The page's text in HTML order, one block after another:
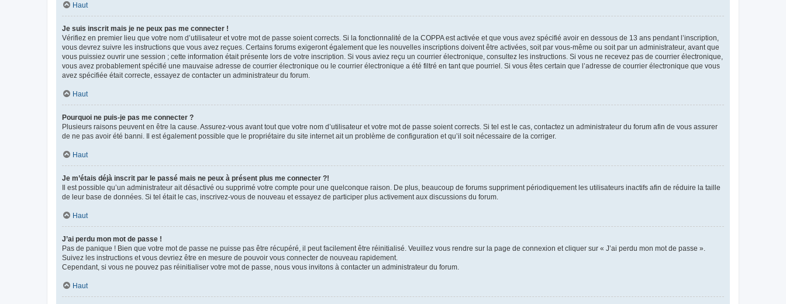
Haut
Je suis inscrit mais je ne peux pas me connecter !
Vérifiez en premier lieu que votre nom d’utilisateur et votre mot de passe soient corrects. Si la fonctionnalité de la COPPA est activée et que vous avez spécifié avoir en dessous de 13 ans pendant l’inscription,
vous devrez suivre les instructions que vous avez reçues. Certains forums exigeront également que les nouvelles inscriptions doivent être activées, soit par vous-même ou soit par un administrateur, avant que
vous puissiez ouvrir une session ; cette information était présente lors de votre inscription. Si vous aviez reçu un courrier électronique, consultez les instructions. Si vous ne recevez pas de courrier électronique,
vous avez probablement spécifié une mauvaise adresse de courrier électronique ou le courrier électronique a été filtré en tant que pourriel. Si vous êtes certain que l’adresse de courrier électronique que vous
avez spécifiée était correcte, essayez de contacter un administrateur du forum.
Haut
Pourquoi ne puis-je pas me connecter ?
Plusieurs raisons peuvent en être la cause. Assurez-vous avant tout que votre nom d’utilisateur et votre mot de passe soient corrects. Si tel est le cas, contactez un administrateur du forum afin de vous assurer
de ne pas avoir été banni. Il est également possible que le propriétaire du site internet ait un problème de configuration et qu’il soit nécessaire de la corriger.
Haut
Je m’étais déjà inscrit par le passé mais ne peux à présent plus me connecter ?!
Il est possible qu’un administrateur ait désactivé ou supprimé votre compte pour une quelconque raison. De plus, beaucoup de forums suppriment périodiquement les utilisateurs inactifs afin de réduire la taille
de leur base de données. Si tel était le cas, inscrivez-vous de nouveau et essayez de participer plus activement aux discussions du forum.
Haut
J’ai perdu mon mot de passe !
Pas de panique ! Bien que votre mot de passe ne puisse pas être récupéré, il peut facilement être réinitialisé. Veuillez vous rendre sur la page de connexion et cliquer sur « J’ai perdu mon mot de passe ».
Suivez les instructions et vous devriez être en mesure de pouvoir vous connecter de nouveau rapidement.
Cependant, si vous ne pouvez pas réinitialiser votre mot de passe, nous vous invitons à contacter un administrateur du forum.
Haut